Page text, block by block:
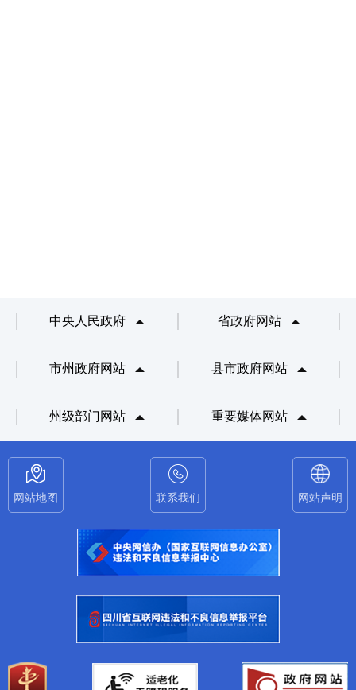
中央人民政府 省政府网站
市州政府网站 县市政府网站
州级部门网站 重要媒体网站
网站地图 联系我们 网站声明